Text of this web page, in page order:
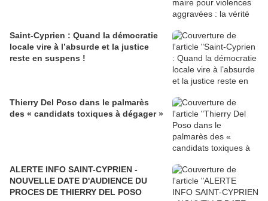
Saint-Cyprien : Quand la démocratie
locale vire à l’absurde et la justice
reste en suspens !
Thierry Del Poso dans le palmarès
des « candidats toxiques à dégager »
ALERTE INFO SAINT-CYPRIEN -
NOUVELLE DATE D'AUDIENCE DU
PROCES DE THIERRY DEL POSO